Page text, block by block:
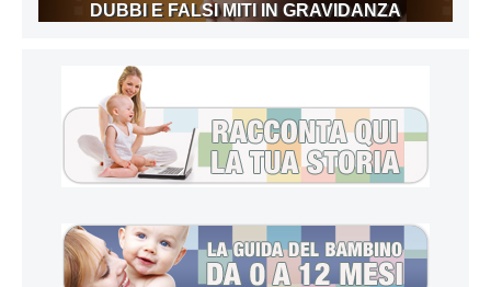
DUBBI E FALSI MITI IN GRAVIDANZA